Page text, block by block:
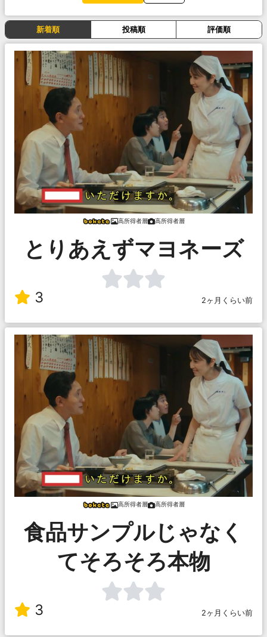
新着順 投稿順 評価順
高所得者層 高所得者層
とりあえずマヨネーズ
3 2ヶ月くらい前
高所得者層 高所得者層
食品サンプルじゃなく
てそろそろ本物
3 2ヶ月くらい前